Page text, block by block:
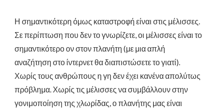
Η σημαντικότερη όμως καταστροφή είναι στις μέλισσες.
Σε περίπτωση που δεν το γνωρίζετε, οι μέλισσες είναι το
σημαντικότερο ον στον πλανήτη (με μια απλή
αναζήτηση στο ίντερνετ θα διαπιστώσετε το γιατί).
Χωρίς τους ανθρώπους η γη δεν έχει κανένα απολύτως
πρόβλημα. Χωρίς τις μέλισσες να συμβάλλουν στην
γονιμοποίηση της χλωρίδας, ο πλανήτης μας είναι